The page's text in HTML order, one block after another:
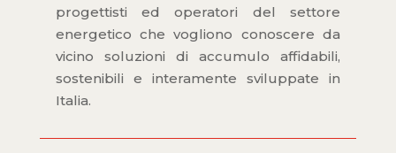
progettisti ed operatori del settore
energetico che vogliono conoscere da
vicino soluzioni di accumulo affidabili,
sostenibili e interamente sviluppate in
Italia.